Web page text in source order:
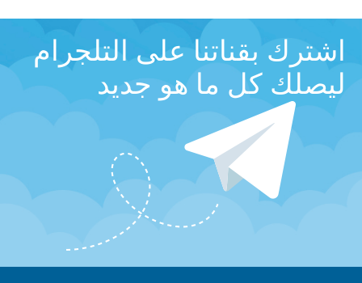
اشترك بقناتنا على التلجرام
ليصلك كل ما هو جديد